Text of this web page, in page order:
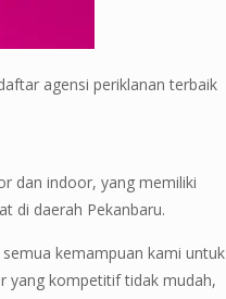
agensi periklanan terbaik
dan indoor, yang memiliki
di daerah Pekanbaru.
kemampuan kami untuk
yang kompetitif tidak mudah,